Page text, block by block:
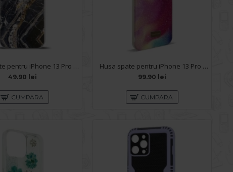
Husa spate pentru iPhone 13 Pro Max - Misty Case
49.90 lei
CUMPARA
Husa spate pentru iPhone 13 Pro Max- Glow case
99.90 lei
CUMPARA